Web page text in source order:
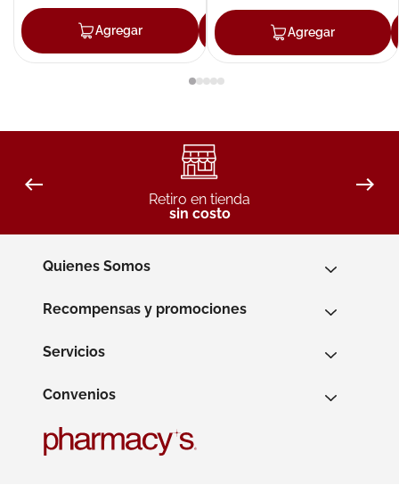
Agregar Agregar
Agregar
Retiro en tienda
sin costo
Quienes Somos
Recompensas y promociones
Servicios
Convenios